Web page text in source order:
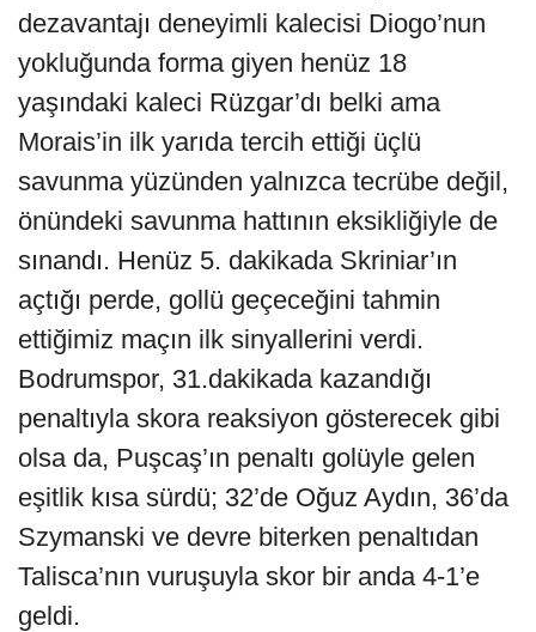
dezavantajı deneyimli kalecisi Diogo’nun
yokluğunda forma giyen henüz 18
yaşındaki kaleci Rüzgar’dı belki ama
Morais’in ilk yarıda tercih ettiği üçlü
savunma yüzünden yalnızca tecrübe değil,
önündeki savunma hattının eksikliğiyle de
sınandı. Henüz 5. dakikada Skriniar’ın
açtığı perde, gollü geçeceğini tahmin
ettiğimiz maçın ilk sinyallerini verdi.
Bodrumspor, 31.dakikada kazandığı
penaltıyla skora reaksiyon gösterecek gibi
olsa da, Puşcaş’ın penaltı golüyle gelen
eşitlik kısa sürdü; 32’de Oğuz Aydın, 36’da
Szymanski ve devre biterken penaltıdan
Talisca’nın vuruşuyla skor bir anda 4-1’e
geldi.